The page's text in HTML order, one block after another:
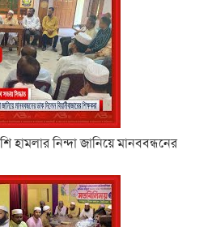
হামলার নিন্দা জানিয়ে মানববন্ধনের